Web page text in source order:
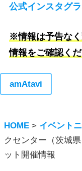
公式インスタグ
※情報は予告な
情報をご確認くだ
amAtavi
HOME > イベント
クセンター（茨城
ット開催情報